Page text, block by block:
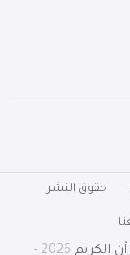
حقوق النشر
الكريم 2026 -